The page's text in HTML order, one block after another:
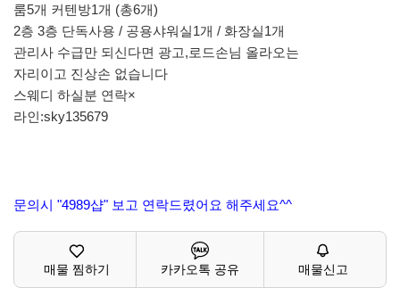
룸5개 커텐방1개 (총6개)
2층 3층 단독사용 / 공용샤워실1개 / 화장실1개
관리사 수급만 되신다면 광고,로드손님 올라오는
자리이고 진상손 없습니다
스웨디 하실분 연락×
라인:sky135679
문의시 "4989샵" 보고 연락드렸어요 해주세요^^
매물 찜하기 카카오톡 공유 매물신고